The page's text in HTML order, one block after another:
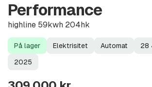
Performance
highline 59kwh 204hk
Lagerstatus
På lager
Drivstoff
Elektrisitet
Girkasse
Automat
Kilometerstand
28
Modellår
2025